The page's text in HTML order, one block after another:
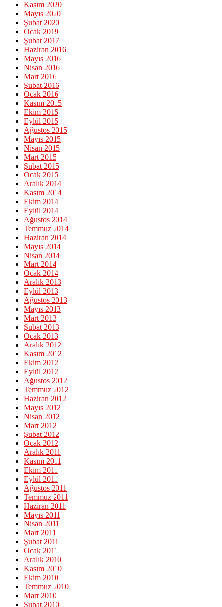
Kasım 2020
Mayıs 2020
Şubat 2020
Ocak 2019
Şubat 2017
Haziran 2016
Mayıs 2016
Nisan 2016
Mart 2016
Şubat 2016
Ocak 2016
Kasım 2015
Ekim 2015
Eylül 2015
Ağustos 2015
Mayıs 2015
Nisan 2015
Mart 2015
Şubat 2015
Ocak 2015
Aralık 2014
Kasım 2014
Ekim 2014
Eylül 2014
Ağustos 2014
Temmuz 2014
Haziran 2014
Mayıs 2014
Nisan 2014
Mart 2014
Ocak 2014
Aralık 2013
Eylül 2013
Ağustos 2013
Mayıs 2013
Mart 2013
Şubat 2013
Ocak 2013
Aralık 2012
Kasım 2012
Ekim 2012
Eylül 2012
Ağustos 2012
Temmuz 2012
Haziran 2012
Mayıs 2012
Nisan 2012
Mart 2012
Şubat 2012
Ocak 2012
Aralık 2011
Kasım 2011
Ekim 2011
Eylül 2011
Ağustos 2011
Temmuz 2011
Haziran 2011
Mayıs 2011
Nisan 2011
Mart 2011
Şubat 2011
Ocak 2011
Aralık 2010
Kasım 2010
Ekim 2010
Temmuz 2010
Mart 2010
Şubat 2010